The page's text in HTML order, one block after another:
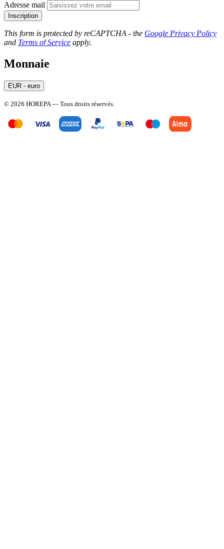
Adresse mail
Inscription
This form is protected by reCAPTCHA - the Google Privacy Policy
and Terms of Service apply.
Monnaie
EUR - euro
© 2026 HOREPA — Tous droits réservés.